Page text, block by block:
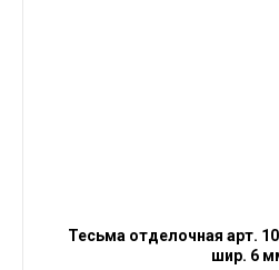
Тесьма отделочная арт.
шир. 6